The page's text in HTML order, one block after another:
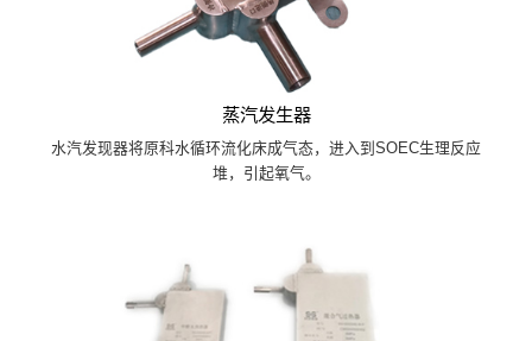
蒸汽发生器
水汽发现器将原科水循环流化床成气态，进入到SOEC生理反应
堆，引起氧气。